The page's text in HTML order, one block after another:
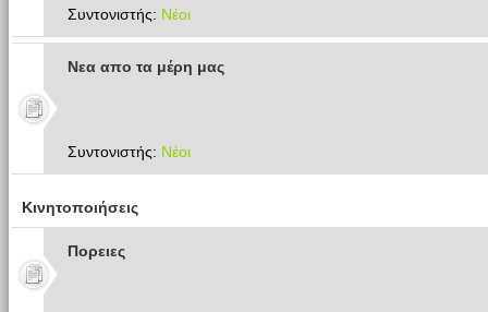
Συντονιστής: Νέοι
Νεα απο τα μέρη μας
Συντονιστής: Νέοι
Κινητοποιήσεις
Πoρειες